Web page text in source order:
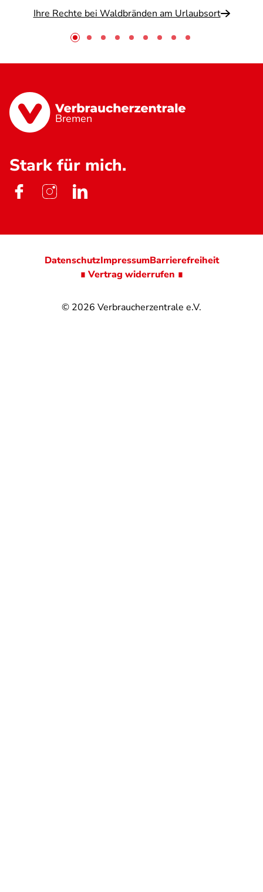
Ihre Rechte bei Waldbränden am Urlaubsort
Bremen
Stark für mich.
© 2026 Verbraucherzentrale e.V.
DatenschutzImpressumBarrierefreiheit
∎ Vertrag widerrufen ∎